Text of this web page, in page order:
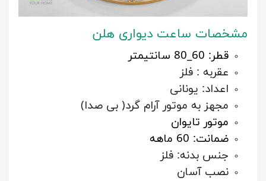
مشخصات ساعت دیواری هلن
قطر: 60_80 سانتیمتر
عقربه : فلز
اعداد: یونانی
مجهز به موتور آرام گرد( بی صدا)
موتور تایوان
ضمانت: 60 ماهه
جنس بدنه: فلز
نصب آسان